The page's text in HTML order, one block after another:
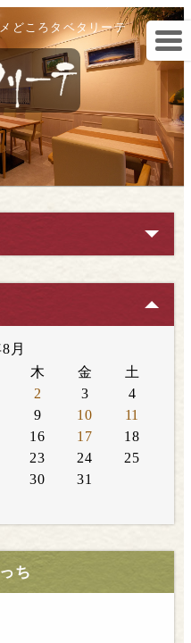
どころタベタリーテ
月
木 金
土
2 3
4
9 10
11
16 17
18
23 24
25
30 31
ち